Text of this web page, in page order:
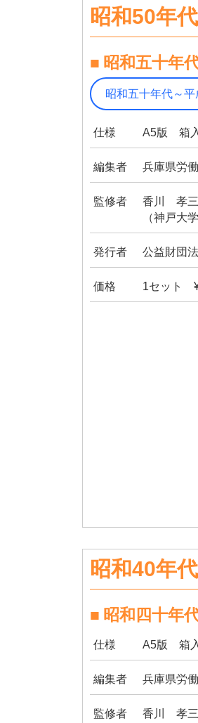
昭和50年
昭和五十年
昭和五十年代～
仕様 A5版 箱入
編集者 兵庫県労
監修者
香川 孝三
（神戸大
発行者 公益財団
価格 1セット
昭和40年代
昭和四十年
仕様 A5版 箱入
編集者 兵庫県労
監修者
香川 孝三